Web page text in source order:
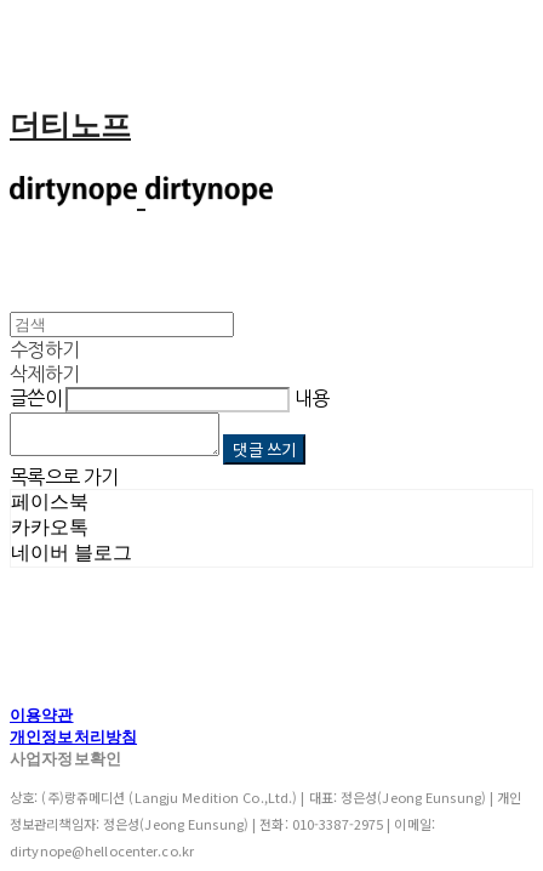
더티노프
수정하기
삭제하기
글쓴이
내용
댓글 쓰기
목록으로 가기
페이스북
카카오톡
네이버 블로그
이용약관
개인정보처리방침
사업자정보확인
상호: (주)랑쥬메디션 (Langju Medition Co.,Ltd.) | 대표: 정은성(Jeong Eunsung) | 개인
정보관리책임자: 정은성(Jeong Eunsung) | 전화: 010-3387-2975 | 이메일:
dirtynope@hellocenter.co.kr